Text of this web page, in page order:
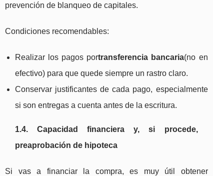
prevención de blanqueo de capitales.
Condiciones recomendables:
Realizar los pagos portransferencia bancaria(no en
efectivo) para que quede siempre un rastro claro.
Conservar justificantes de cada pago, especialmente
si son entregas a cuenta antes de la escritura.
1.4. Capacidad financiera y, si procede,
preaprobación de hipoteca
Si vas a financiar la compra, es muy útil obtener